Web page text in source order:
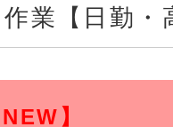
業【日勤・
NEW】